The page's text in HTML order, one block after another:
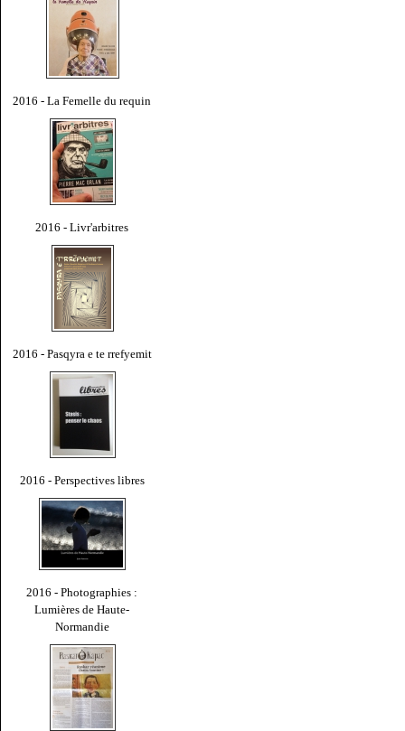
2016 - La Femelle du requin
2016 - Livr'arbitres
2016 - Pasqyra e te rrefyemit
2016 - Perspectives libres
2016 - Photographies :
Lumières de Haute-
Normandie